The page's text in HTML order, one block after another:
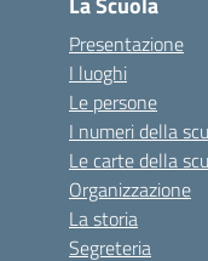
Presentazione
I luoghi
Le persone
I numeri della
Le carte della
Organizzazione
La storia
Segreteria